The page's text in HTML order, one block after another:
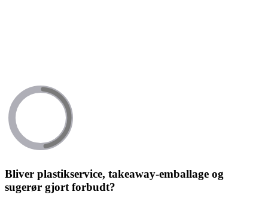
Bliver plastikservice, takeaway-emballage og
sugerør gjort forbudt?